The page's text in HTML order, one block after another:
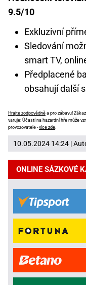
9.5/10
Exkluzivní
Sledování
smart TV,
Předplacené
obsahují další
Hrajte zodpovědně a pro zábavu!
varuje: Účastí na hazardní hře může
provozovatele -více zde.
10.05.2024 14:24 |
ONLINE SÁZKOVÉ